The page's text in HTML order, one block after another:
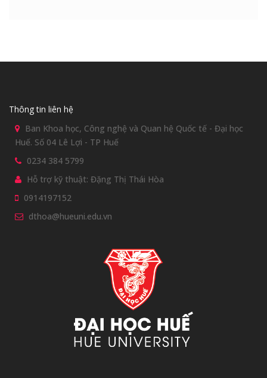
Thông tin liên hệ
Ban Khoa học, Công nghệ và Quan hệ Quốc tế - Đại học
Huế. Số 04 Lê Lợi - TP Huế
0234 384 5799
Hỗ trợ kỹ thuật: Đặng Thị Thái Hòa
0914197152
dthoa@hueuni.edu.vn